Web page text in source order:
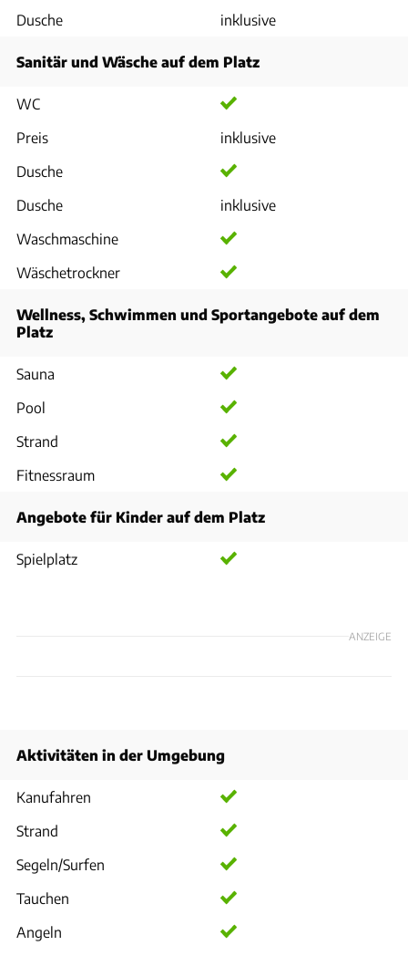
Dusche
inklusive
Sanitär und Wäsche auf dem Platz
WC
Preis
inklusive
Dusche
Dusche
inklusive
Waschmaschine
Wäschetrockner
Wellness, Schwimmen und Sportangebote auf dem
Platz
Sauna
Pool
Strand
Fitnessraum
Angebote für Kinder auf dem Platz
Spielplatz
ANZEIGE
Aktivitäten in der Umgebung
Kanufahren
Strand
Segeln/Surfen
Tauchen
Angeln